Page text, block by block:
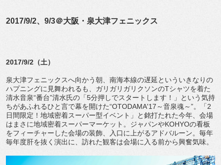
2017/9/2、9/3＠大阪・泉大津フェニックス
2017/9/2（土）
泉大津フェニックスへ向かう朝、南海本線の遅延といういきなりの
ハプニングに見舞われるも、ガリガリガリクソンのTシャツを着た
清水音泉“番台”清水氏の「5分押しでスタートします！」という気持
ちがあふれるひと言で幕を開けた“OTODAMA'17～音泉魂～”。「2
日間限定！地域密着スーパー型イベント」と銘打たれた今年、会場
はまさに地域密着スーパーマーケット。ジャパンやKOHYOの看板
をフィーチャーした会場の装飾、入口に上がるアドバルーン。毎年
毎年度肝を抜く演出に、訪れた観客は会場に入る前から興奮気味。